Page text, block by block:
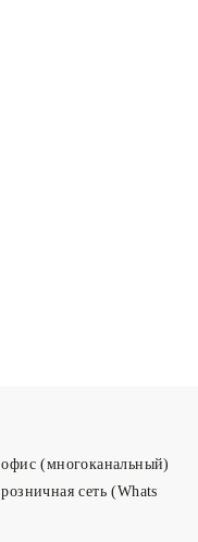
офис (многоканальный)
розничная сеть (Whats